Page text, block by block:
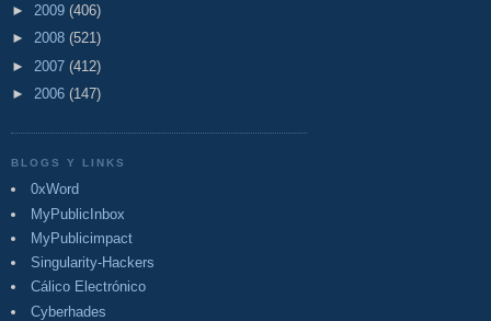
► 2009 (406)
► 2008 (521)
► 2007 (412)
► 2006 (147)
BLOGS Y LINKS
0xWord
MyPublicInbox
MyPublicimpact
Singularity-Hackers
Cálico Electrónico
Cyberhades